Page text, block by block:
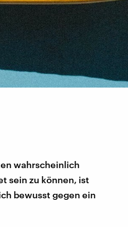
wahrscheinlich
sein zu können, ist
bewusst gegen ein